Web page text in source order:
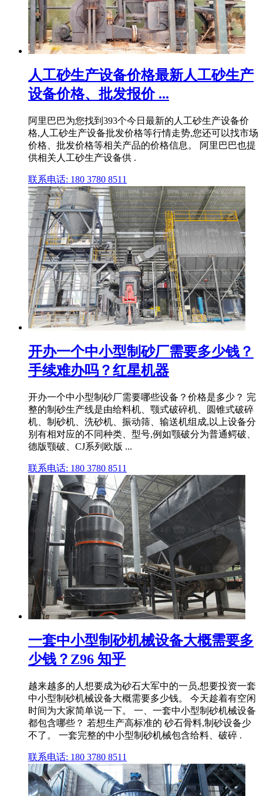
人工砂生产设备价格最新人工砂生产
设备价格、批发报价 ...
阿里巴巴为您找到393个今日最新的人工砂生产设备价
格,人工砂生产设备批发价格等行情走势,您还可以找市场
价格、批发价格等相关产品的价格信息。 阿里巴巴也提
供相关人工砂生产设备供 .
联系电话: 180 3780 8511
开办一个中小型制砂厂需要多少钱？
手续难办吗？红星机器
开办一个中小型制砂厂需要哪些设备？价格是多少？ 完
整的制砂生产线是由给料机、颚式破碎机、圆锥式破碎
机、制砂机、洗砂机、振动筛、输送机组成,以上设备分
别有相对应的不同种类、型号,例如颚破分为普通鳄破、
德版颚破、CJ系列欧版 ...
联系电话: 180 3780 8511
一套中小型制砂机械设备大概需要多
少钱？Z96 知乎
越来越多的人想要成为砂石大军中的一员,想要投资一套
中小型制砂机械设备大概需要多少钱。 今天趁着有空闲
时间为大家简单说一下。 一、一套中小型制砂机械设备
都包含哪些？ 若想生产高标准的 砂石骨料,制砂设备少
不了。 一套完整的中小型制砂机械包含给料、破碎 .
联系电话: 180 3780 8511